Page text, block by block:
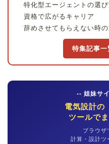
特化型エージェントの選
資格で広がるキャリア
辞めさせてもらえない時
特集記事一
-- 姐妹サ
電気設計の
ツールで
ブラウザ
計算・設計ツ